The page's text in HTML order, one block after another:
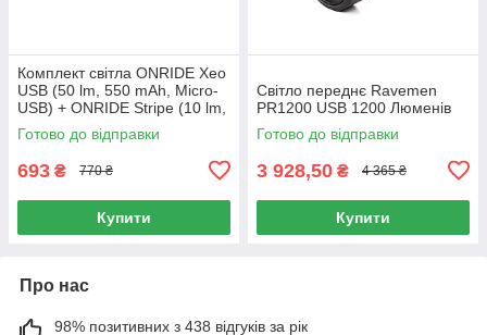
Комплект світла ONRIDE Xeo
USB (50 lm, 550 mAh, Micro-
USB) + ONRIDE Stripe (10 lm,
90 mAh, Type-C)
Готово до відправки
693 ₴ 770 ₴
Купити
Світло переднє Ravemen
PR1200 USB 1200 Люменів
Готово до відправки
3 928,50 ₴ 4 365 ₴
Купити
Про нас
98% позитивних з 438 відгуків за рік